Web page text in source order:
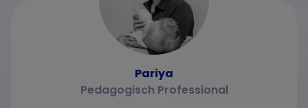
Pariya
Pedagogisch Professional